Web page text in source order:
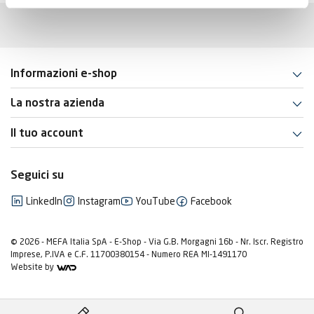
Informazioni e-shop
La nostra azienda
Il tuo account
Seguici su
LinkedIn Instagram YouTube Facebook
© 2026 - MEFA Italia SpA - E-Shop - Via G.B. Morgagni 16b - Nr. Iscr. Registro
Imprese, P.IVA e C.F. 11700380154 - Numero REA MI-1491170
Website by